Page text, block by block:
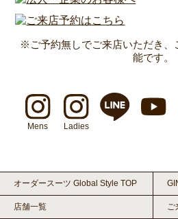
※ご予約無しでご来店いただき、
能です。
Mens Ladies
オーダースーツ Global Style TOP
店舗一覧 ご